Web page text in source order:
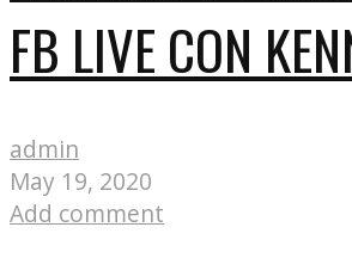
FB LIVE CON
admin
May 19, 2020
Add comment